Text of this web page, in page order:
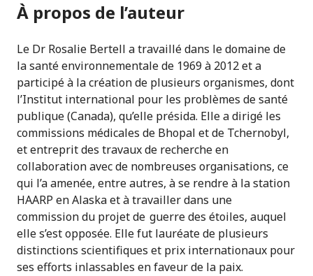
À propos de l’auteur
Le Dr Rosalie Bertell a travaillé dans le domaine de
la santé environnementale de 1969 à 2012 et a
participé à la création de plusieurs organismes, dont
l’Institut international pour les problèmes de santé
publique (Canada), qu’elle présida. Elle a dirigé les
commissions médicales de Bhopal et de Tchernobyl,
et entreprit des travaux de recherche en
collaboration avec de nombreuses organisations, ce
qui l’a amenée, entre autres, à se rendre à la station
HAARP en Alaska et à travailler dans une
commission du projet de guerre des étoiles, auquel
elle s’est opposée. Elle fut lauréate de plusieurs
distinctions scientifiques et prix internationaux pour
ses efforts inlassables en faveur de la paix.